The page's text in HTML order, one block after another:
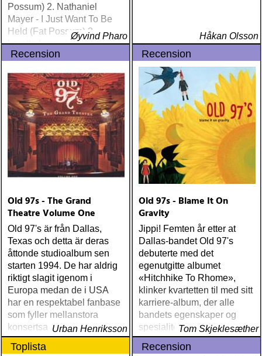
Possum) 2. Nathaniel
Mayer - I Just Want To Be
Held (Fat Possum) 3.
Loretta Lynn - Van Lear
Rose (Interscope) 4. Jim
Bop) 5. Blues Explosion -
Damage (Mute) 6
Øyvind Pharo Håkan Olsson
Recension
Old 97s - The Grand
Theatre Volume One
Old 97's är från Dallas,
Texas och detta är deras
åttonde studioalbum sen
starten 1994. De har aldrig
riktigt slagit igenom i
Europa medan de i USA
har en respektabel fanbase
som fyller mellanstora
konsertsalongerUrban Henriksson
Recension
Old 97s - Blame It On
Gravity
Jippi! Femten år etter at
Dallas-bandet Old 97's
debuterte med det
egenutgitte albumet
«Hitchhike To Rhome»,
klinker kvartetten til med sitt
karriere-album, der alle
bandets egenskaper og
spesialiteter forenes til en
høyere enhet
Tom Skjeklesæther
Toplista Recension